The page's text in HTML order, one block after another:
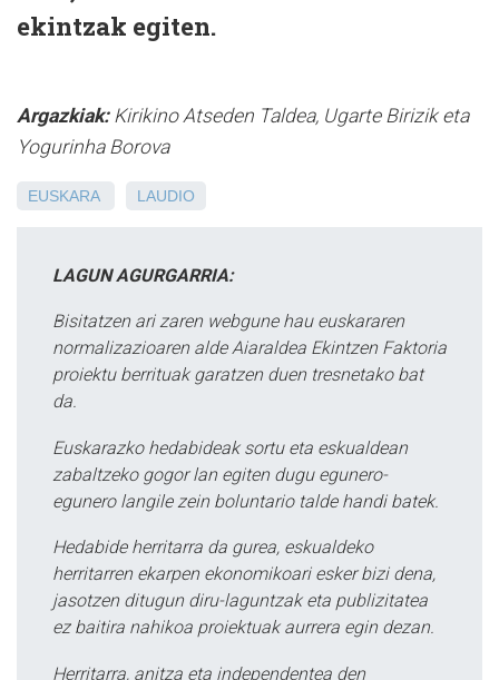
ekintzak egiten.
Argazkiak:Kirikino Atseden Taldea, Ugarte Birizik eta
Yogurinha Borova
EUSKARA LAUDIO
LAGUN AGURGARRIA:
Bisitatzen ari zaren webgune hau euskararen
normalizazioaren alde Aiaraldea Ekintzen Faktoria
proiektu berrituak garatzen duen tresnetako bat
da.
Euskarazko hedabideak sortu eta eskualdean
zabaltzeko gogor lan egiten dugu egunero-
egunero langile zein boluntario talde handi batek.
Hedabide herritarra da gurea, eskualdeko
herritarren ekarpen ekonomikoari esker bizi dena,
jasotzen ditugun diru-laguntzak eta publizitatea
ez baitira nahikoa proiektuak aurrera egin dezan.
Herritarra, anitza eta independentea den